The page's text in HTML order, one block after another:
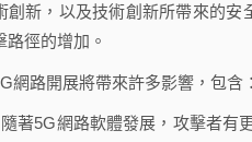
創新，以及技術創新所帶來的
路徑的增加。
路開展將帶來許多影響，包含：
隨著5G網路軟體發展，攻擊者有